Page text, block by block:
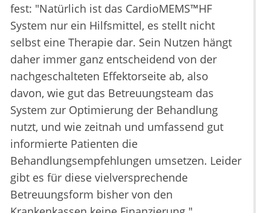
fest: "Natürlich ist das CardioMEMS™HF
System nur ein Hilfsmittel, es stellt nicht
selbst eine Therapie dar. Sein Nutzen hängt
daher immer ganz entscheidend von der
nachgeschalteten Effektorseite ab, also
davon, wie gut das Betreuungsteam das
System zur Optimierung der Behandlung
nutzt, und wie zeitnah und umfassend gut
informierte Patienten die
Behandlungsempfehlungen umsetzen. Leider
gibt es für diese vielversprechende
Betreuungsform bisher von den